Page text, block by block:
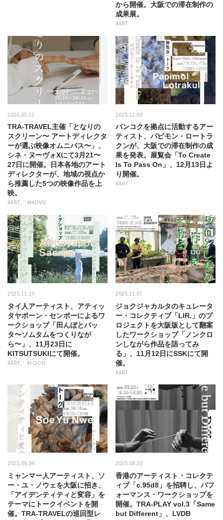
から開催。大阪での滞在制作の
成果展。
#ART
2026.03.12
TRA-TRAVEL主催「となりの
スクリーン〜 アートディレクタ
ーが選ぶ映像オムニバス〜」、
シネ・ヌーヴォXにて3月21〜
27日に開催。日本各地のアート
ディレクターが、地域の視点か
ら推薦した5つの映像作品を上
映。
#ART #MOVIE
2025.12.09
バンコクを拠点に活動するアー
ティスト、パピモン・ロートラ
クンが、大阪での滞在制作の成
果を発表。展覧会「To Create
Is To Pass On」、12月13日よ
り開催。
#ART
2025.11.19
タイ人アーティスト、アティッ
タヤポーン・センポーによるワ
ークショップ「田んぼとバッ
タ〜ソムタムをつくりなが
ら〜」、11月23日に
KITSUTSUKIにて開催。
#ART #FOOD
2025.11.07
ジョクジャカルタのキュレータ
ー・コレクティブ「LIR.」のプ
ロジェクトを大阪版として翻案
したワークショップ「ノンクロ
ンしながら作品を語ってみ
る」、11月12日にSSKにて開
催。
#ART
2025.09.04
ミャンマー人アーティスト、ソ
ー・ユ・ノウェを大阪に招き、
「アイデンティティと変容」を
テーマにトークイベントを開
催。TRA-TRAVELの巡回型レ
2025.08.20
香港のアーティスト・コレクテ
ィブ「c.95d8」を招聘し、パフ
ォーマンス・ワークショップを
開催。TRA-PLAY vol.3「Same
but Different」、LVDB